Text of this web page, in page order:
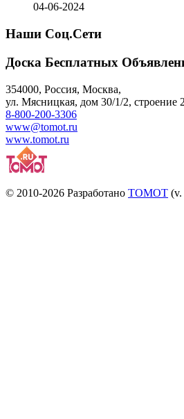
04-06-2024
Наши Соц.Сети
Доска Бесплатных
354000, Россия, Москва,
ул. Мясницкая, дом 30/1/2, строение 2
8-800-200-3306
www@tomot.ru
www.tomot.ru
© 2010-2026 Разработано TOMOT